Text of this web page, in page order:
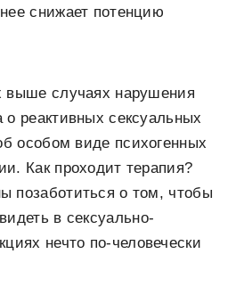
снижает потенцию
выше случаях нарушения
реактивных сексуальных
особом виде психогенных
Как проходит терапия?
позаботиться о том, чтобы
в сексуально-
нечто по-человечески